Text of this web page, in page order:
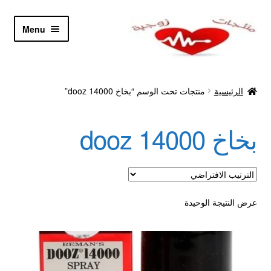
Skip
Skip
Menu
أدوية تكبير و تضخيم العضو
اتصل بنا
اتمام الطلب
ادوية تخسيس
الرئيسية منتجات تحت الوسم “بخاخ dooz 14000”
بخاخ dooz 14000
عرض النتيجة الوحيدة